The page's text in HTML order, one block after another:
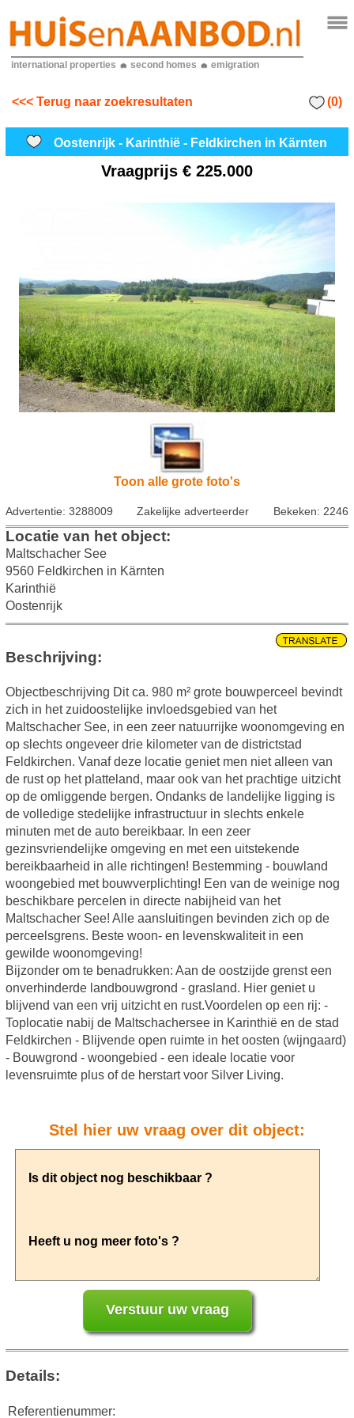
international properties second homes emigration
<<< Terug naar zoekresultaten (0)
Oostenrijk - Karinthië - Feldkirchen in Kärnten
Vraagprijs € 225.000
Toon alle grote foto's
Advertentie: 3288009 Zakelijke adverteerder Bekeken: 2246
Locatie van het object:
Maltschacher See
9560 Feldkirchen in Kärnten
Karinthië
Oostenrijk
Beschrijving:
Objectbeschrijving Dit ca. 980 m² grote bouwperceel bevindt
zich in het zuidoostelijke invloedsgebied van het
Maltschacher See, in een zeer natuurrijke woonomgeving en
op slechts ongeveer drie kilometer van de districtstad
Feldkirchen. Vanaf deze locatie geniet men niet alleen van
de rust op het platteland, maar ook van het prachtige uitzicht
op de omliggende bergen. Ondanks de landelijke ligging is
de volledige stedelijke infrastructuur in slechts enkele
minuten met de auto bereikbaar. In een zeer
gezinsvriendelijke omgeving en met een uitstekende
bereikbaarheid in alle richtingen! Bestemming - bouwland
woongebied met bouwverplichting! Een van de weinige nog
beschikbare percelen in directe nabijheid van het
Maltschacher See! Alle aansluitingen bevinden zich op de
perceelsgrens. Beste woon- en levenskwaliteit in een
gewilde woonomgeving!
Bijzonder om te benadrukken: Aan de oostzijde grenst een
onverhinderde landbouwgrond - grasland. Hier geniet u
blijvend van een vrij uitzicht en rust.Voordelen op een rij: -
Toplocatie nabij de Maltschachersee in Karinthië en de stad
Feldkirchen - Blijvende open ruimte in het oosten (wijngaard)
- Bouwgrond - woongebied - een ideale locatie voor
levensruimte plus of de herstart voor Silver Living.
Stel hier uw vraag over dit object:
Details:
Referentienummer: